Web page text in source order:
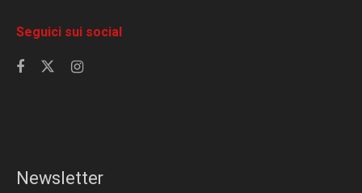
Seguici sui social
Newsletter